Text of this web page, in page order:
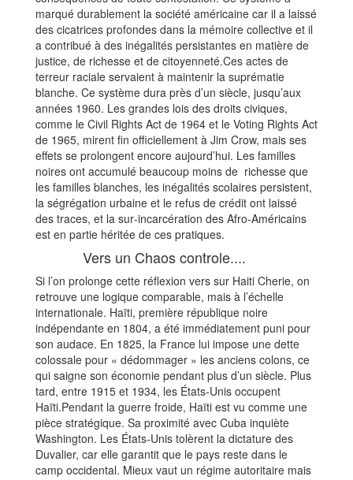
marqué durablement la société américaine car il a laissé
des cicatrices profondes dans la mémoire collective et il
a contribué à des inégalités persistantes en matière de
justice, de richesse et de citoyenneté.Ces actes de
terreur raciale servaient à maintenir la suprématie
blanche. Ce système dura près d’un siècle, jusqu’aux
années 1960. Les grandes lois des droits civiques,
comme le Civil Rights Act de 1964 et le Voting Rights Act
de 1965, mirent fin officiellement à Jim Crow, mais ses
effets se prolongent encore aujourd’hui. Les familles
noires ont accumulé beaucoup moins de richesse que
les familles blanches, les inégalités scolaires persistent,
la ségrégation urbaine et le refus de crédit ont laissé
des traces, et la sur‑incarcération des Afro‑Américains
est en partie héritée de ces pratiques.
Vers un Chaos controle....
Si l’on prolonge cette réflexion vers sur Haiti Cherie, on
retrouve une logique comparable, mais à l’échelle
internationale. Haïti, première république noire
indépendante en 1804, a été immédiatement puni pour
son audace. En 1825, la France lui impose une dette
colossale pour « dédommager » les anciens colons, ce
qui saigne son économie pendant plus d’un siècle. Plus
tard, entre 1915 et 1934, les États‑Unis occupent
Haïti.Pendant la guerre froide, Haïti est vu comme une
pièce stratégique. Sa proximité avec Cuba inquiète
Washington. Les États-Unis tolèrent la dictature des
Duvalier, car elle garantit que le pays reste dans le
camp occidental. Mieux vaut un régime autoritaire mais